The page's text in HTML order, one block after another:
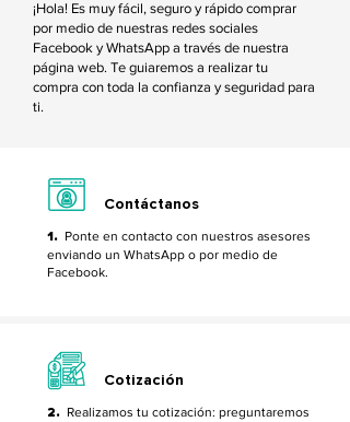
¡Hola! Es muy fácil, seguro y rápido comprar
por medio de nuestras redes sociales
Facebook y WhatsApp a través de nuestra
página web. Te guiaremos a realizar tu
compra con toda la confianza y seguridad para
ti.
Contáctanos
1. Ponte en contacto con nuestros asesores
enviando un WhatsApp o por medio de
Facebook.
Cotización
2. Realizamos tu cotización: preguntaremos